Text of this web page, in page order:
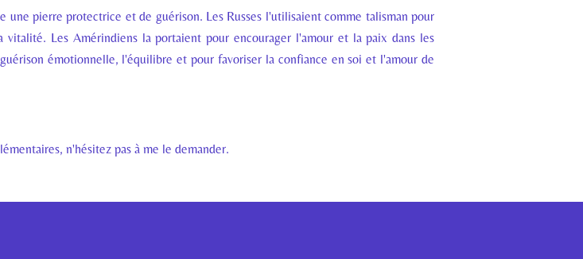
une pierre protectrice et de guérison. Les Russes l'utilisaient comme talisman pour
Les Amérindiens la portaient pour encourager l'amour et la paix dans les
émotionnelle, l'équilibre et pour favoriser la confiance en soi et l'amour de
n'hésitez pas à me le demander.